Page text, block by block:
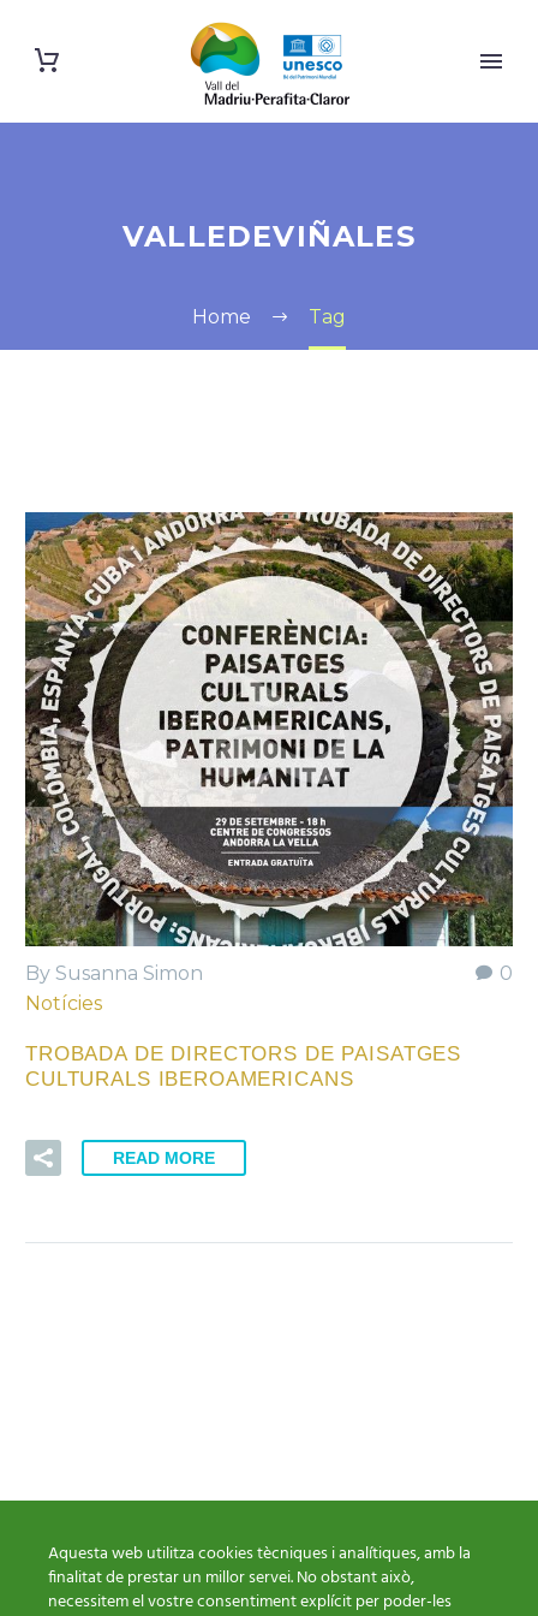
VALLEDEVIÑALES
Home Tag
0
By Susanna Simon
Notícies
TROBADA DE DIRECTORS DE PAISATGES
CULTURALS IBEROAMERICANS
READ MORE
Aquesta web utilitza cookies tècniques i analítiques, amb la
finalitat de prestar un millor servei. No obstant això,
necessitem el vostre consentiment explícit per poder-les